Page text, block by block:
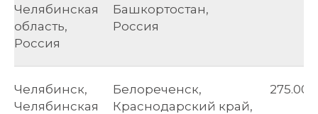
Челябинская
область,
Россия
Башкортостан,
Россия
Челябинск,
Челябинская
Белореченск,
Краснодарский край,
275.00